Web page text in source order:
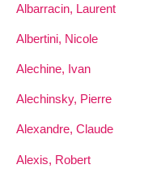
Albarracin, Laurent
Albertini, Nicole
Alechine, Ivan
Alechinsky, Pierre
Alexandre, Claude
Alexis, Robert